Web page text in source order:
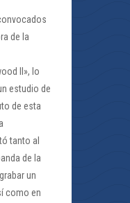
de la
II», lo
estudio de
de esta
tanto al
de la
un
como en